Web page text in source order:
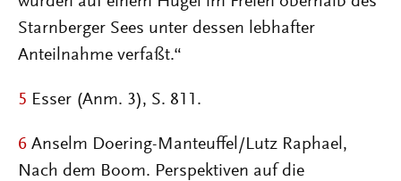
Starnberger Sees unter dessen lebhafter
Anteilnahme verfaßt.“
5 Esser (Anm. 3), S. 811.
6 Anselm Doering-Manteuffel/Lutz Raphael,
Nach dem Boom. Perspektiven auf die